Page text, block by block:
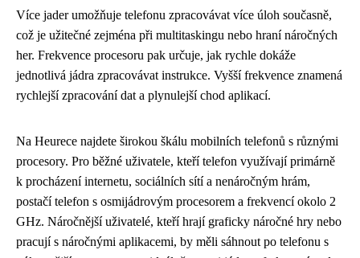
Více jader umožňuje telefonu zpracovávat více úloh současně,
což je užitečné zejména při multitaskingu nebo hraní náročných
her. Frekvence procesoru pak určuje, jak rychle dokáže
jednotlivá jádra zpracovávat instrukce. Vyšší frekvence znamená
rychlejší zpracování dat a plynulejší chod aplikací.
Na Heurece najdete širokou škálu mobilních telefonů s různými
procesory. Pro běžné uživatele, kteří telefon využívají primárně
k procházení internetu, sociálních sítí a nenáročným hrám,
postačí telefon s osmijádrovým procesorem a frekvencí okolo 2
GHz. Náročnější uživatelé, kteří hrají graficky náročné hry nebo
pracují s náročnými aplikacemi, by měli sáhnout po telefonu s